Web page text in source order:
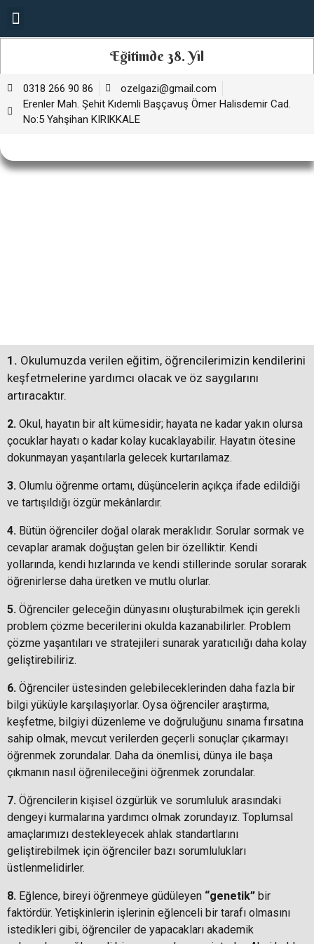
Eğitimde 38. Yıl
0318 266 90 86
ozelgazi@gmail.com
Erenler Mah. Şehit Kıdemli Başçavuş Ömer Halisdemir Cad.
No:5 Yahşihan KIRIKKALE
1. Okulumuzda verilen eğitim, öğrencilerimizin kendilerini
keşfetmelerine yardımcı olacak ve öz saygılarını
artıracaktır.
2. Okul, hayatın bir alt kümesidir; hayata ne kadar yakın olursa
çocuklar hayatı o kadar kolay kucaklayabilir. Hayatın ötesine
dokunmayan yaşantılarla gelecek kurtarılamaz.
3. Olumlu öğrenme ortamı, düşüncelerin açıkça ifade edildiği
ve tartışıldığı özgür mekânlardır.
4. Bütün öğrenciler doğal olarak meraklıdır. Sorular sormak ve
cevaplar aramak doğuştan gelen bir özelliktir. Kendi
yollarında, kendi hızlarında ve kendi stillerinde sorular sorarak
öğrenirlerse daha üretken ve mutlu olurlar.
5. Öğrenciler geleceğin dünyasını oluşturabilmek için gerekli
problem çözme becerilerini okulda kazanabilirler. Problem
çözme yaşantıları ve stratejileri sunarak yaratıcılığı daha kolay
geliştirebiliriz.
6. Öğrenciler üstesinden gelebileceklerinden daha fazla bir
bilgi yüküyle karşılaşıyorlar. Oysa öğrenciler araştırma,
keşfetme, bilgiyi düzenleme ve doğruluğunu sınama fırsatına
sahip olmak, mevcut verilerden geçerli sonuçlar çıkarmayı
öğrenmek zorundalar. Daha da önemlisi, dünya ile başa
çıkmanın nasıl öğrenileceğini öğrenmek zorundalar.
7. Öğrencilerin kişisel özgürlük ve sorumluluk arasındaki
dengeyi kurmalarına yardımcı olmak zorundayız. Toplumsal
amaçlarımızı destekleyecek ahlak standartlarını
geliştirebilmek için öğrenciler bazı sorumlulukları
üstlenmelidirler.
8. Eğlence, bireyi öğrenmeye güdüleyen “genetik” bir
faktördür. Yetişkinlerin işlerinin eğlenceli bir tarafı olmasını
istedikleri gibi, öğrenciler de yapacakları akademik